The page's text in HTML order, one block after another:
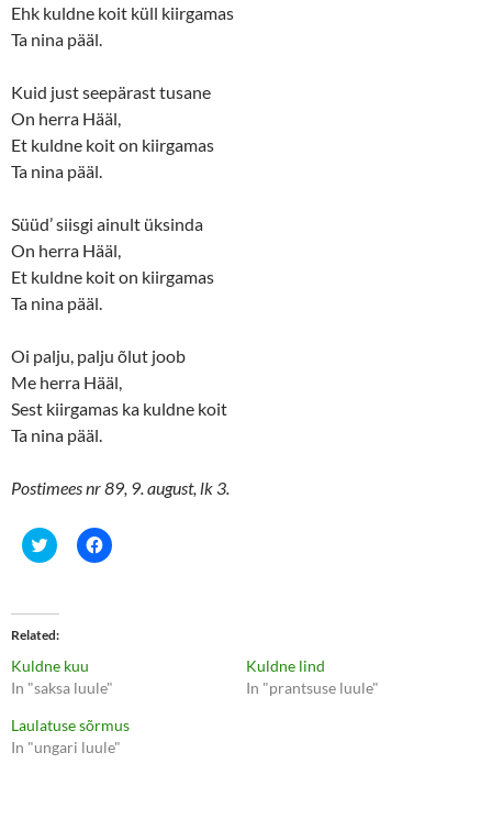
Ehk kuldne koit küll kiirgamas
Ta nina pääl.
Kuid just seepärast tusane
On herra Hääl,
Et kuldne koit on kiirgamas
Ta nina pääl.
Süüd’ siisgi ainult üksinda
On herra Hääl,
Et kuldne koit on kiirgamas
Ta nina pääl.
Oi palju, palju õlut joob
Me herra Hääl,
Sest kiirgamas ka kuldne koit
Ta nina pääl.
Postimees nr 89, 9. august, lk 3.
C
l
t
o
s
a
r
e
n
T
w
C
l
r
e
n
F
a
Related
Kuldne kuu
In "saksa luule"
Kuldne lind
In "prantsuse luule"
Laulatuse sõrmus
In "ungari luule"